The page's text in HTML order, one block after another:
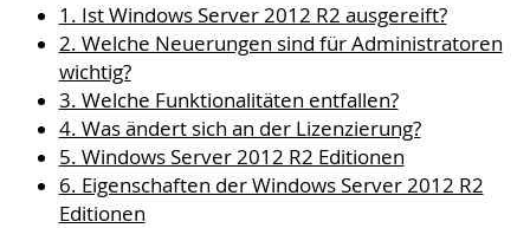
1. Ist Windows Server 2012 R2 ausgereift?
2. Welche Neuerungen sind für Administratoren
wichtig?
3. Welche Funktionalitäten entfallen?
4. Was ändert sich an der Lizenzierung?
5. Windows Server 2012 R2 Editionen
6. Eigenschaften der Windows Server 2012 R2
Editionen